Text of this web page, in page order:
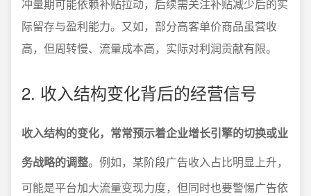
冲量期可能依赖补贴拉动，后续需关注补贴减少后的实
际留存与盈利能力。又如，部分高客单价商品虽营收
高，但周转慢、流量成本高，实际对利润贡献有限。
2. 收入结构变化背后的经营信号
收入结构的变化，常常预示着企业增长引擎的切换或业
务战略的调整。例如，某阶段广告收入占比明显上升，
可能是平台加大流量变现力度，但同时也要警惕广告依